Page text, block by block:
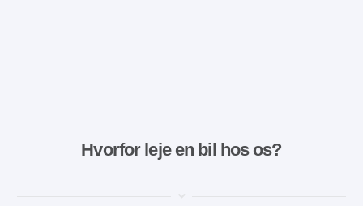
Hvorfor leje en bil hos os?